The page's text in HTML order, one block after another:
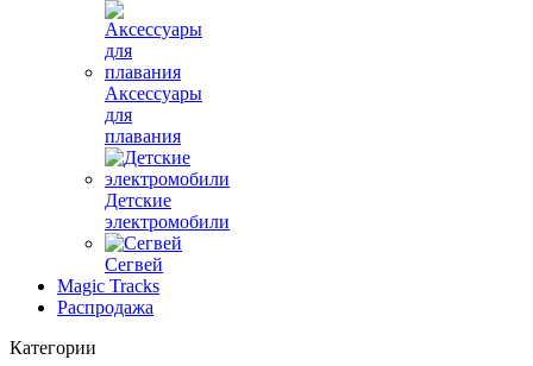
Аксессуары
для
плавания
Детские
электромобили
Сегвей
Magic Tracks
Распродажа
Категории